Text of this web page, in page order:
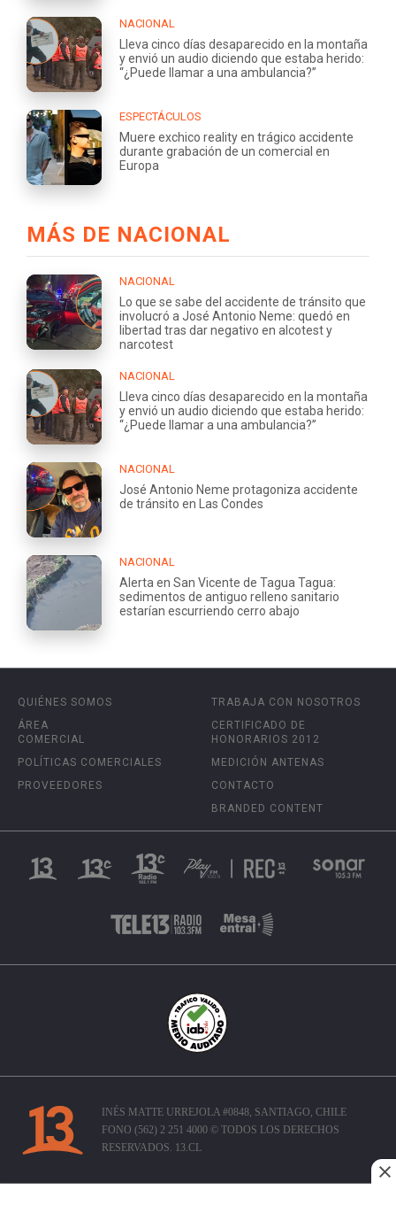
NACIONAL
Lleva cinco días desaparecido en la montaña
y envió un audio diciendo que estaba herido:
“¿Puede llamar a una ambulancia?”
ESPECTÁCULOS
Muere exchico reality en trágico accidente
durante grabación de un comercial en
Europa
MÁS DE NACIONAL
NACIONAL
Lo que se sabe del accidente de tránsito que
involucró a José Antonio Neme: quedó en
libertad tras dar negativo en alcotest y
narcotest
NACIONAL
Lleva cinco días desaparecido en la montaña
y envió un audio diciendo que estaba herido:
“¿Puede llamar a una ambulancia?”
NACIONAL
José Antonio Neme protagoniza accidente
de tránsito en Las Condes
NACIONAL
Alerta en San Vicente de Tagua Tagua:
sedimentos de antiguo relleno sanitario
estarían escurriendo cerro abajo
QUIÉNES SOMOS
ÁREA
COMERCIAL
POLÍTICAS COMERCIALES
PROVEEDORES
TRABAJA CON NOSOTROS
CERTIFICADO DE
HONORARIOS 2012
MEDICIÓN ANTENAS
CONTACTO
BRANDED CONTENT
INÉS MATTE URREJOLA #0848, SANTIAGO, CHILE
FONO (562) 2 251 4000 © TODOS LOS DERECHOS
RESERVADOS. 13.CL